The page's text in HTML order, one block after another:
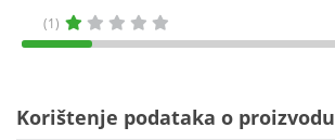
(1)
Korištenje podataka o proizvodu